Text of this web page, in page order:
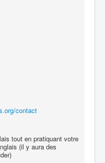
contact
tout en pratiquant votre
(il y aura des